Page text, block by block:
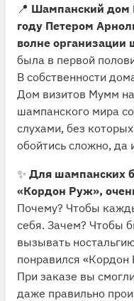
📍 Шампанский дом
году Петером
волне
была в первой
В собственности
Дом визитов Мумм
шампанского мира
слухами, без
обойтись сложно, да
✨ Для шампанских
«Кордон Руж»,
Почему? Чтобы
себя. Зачем? Чтобы
вызывать
понравился
При заказе вы
даже правильно